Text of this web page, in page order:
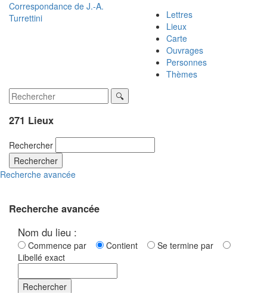
Correspondance de J.-A.
Turrettini
Lettres
Lieux
Carte
Ouvrages
Personnes
Thèmes
271 Lieux
Rechercher
Rechercher
Recherche avancée
Recherche avancée
Nom du lieu :
Commence par Contient
Se termine par
Libellé exact
Rechercher